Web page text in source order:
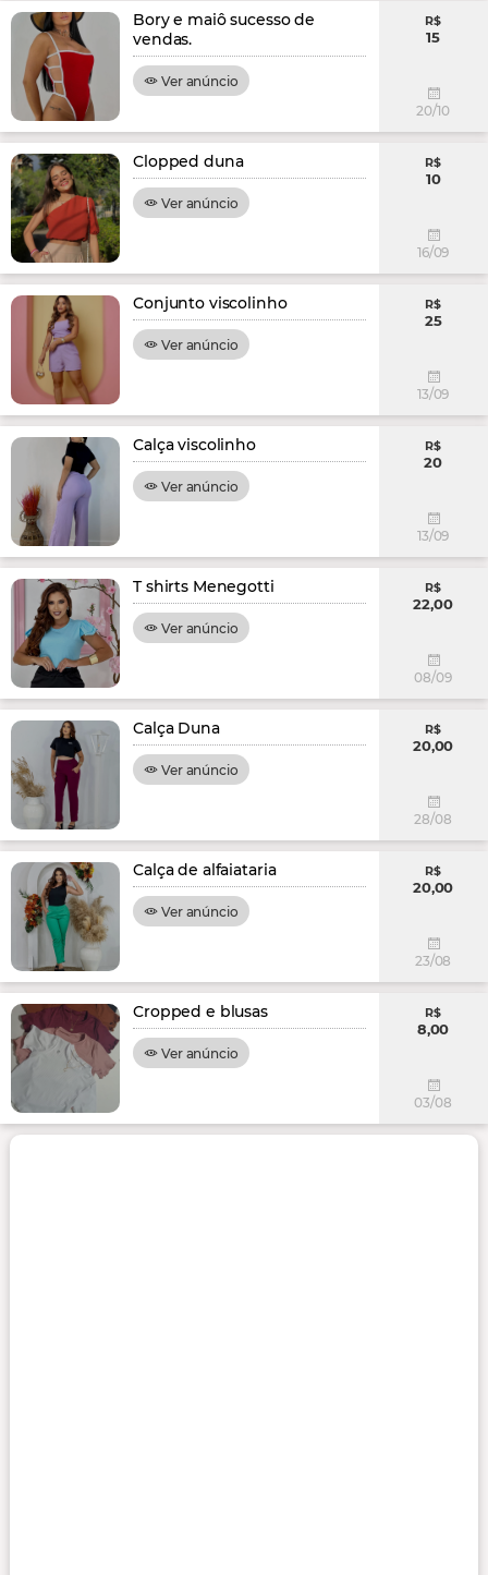
Bory e maiô sucesso de
vendas.
Ver anúncio
R$
15
20/10
Clopped duna
Ver anúncio
R$
10
16/09
Conjunto viscolinho
Ver anúncio
R$
25
13/09
Calça viscolinho
Ver anúncio
R$
20
13/09
T shirts Menegotti
Ver anúncio
R$
22,00
08/09
Calça Duna
Ver anúncio
R$
20,00
28/08
Calça de alfaiataria
Ver anúncio
R$
20,00
23/08
Cropped e blusas
Ver anúncio
R$
8,00
03/08